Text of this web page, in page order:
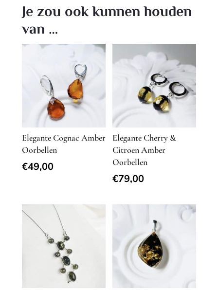
Je zou ook kunnen houden
van …
Elegante Cognac Amber
Oorbellen
€49,00
Elegante Cherry &
Citroen Amber
Oorbellen
€79,00